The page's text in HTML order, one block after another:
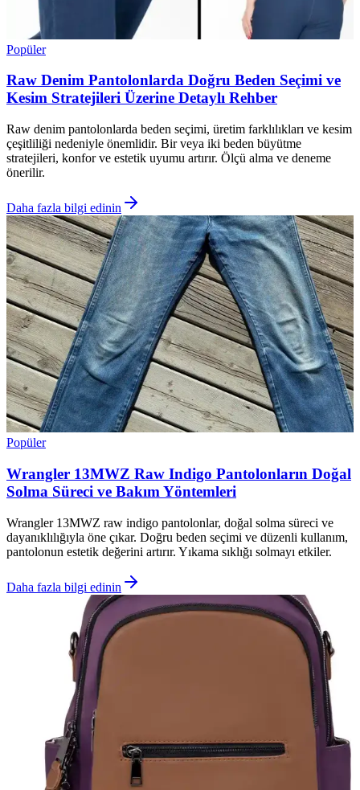
Popüler
Raw Denim Pantolonlarda Doğru Beden Seçimi ve
Kesim Stratejileri Üzerine Detaylı Rehber
Raw denim pantolonlarda beden seçimi, üretim farklılıkları ve kesim
çeşitliliği nedeniyle önemlidir. Bir veya iki beden büyütme
stratejileri, konfor ve estetik uyumu artırır. Ölçü alma ve deneme
önerilir.
Daha fazla bilgi edinin
Popüler
Wrangler 13MWZ Raw Indigo Pantolonların Doğal
Solma Süreci ve Bakım Yöntemleri
Wrangler 13MWZ raw indigo pantolonlar, doğal solma süreci ve
dayanıklılığıyla öne çıkar. Doğru beden seçimi ve düzenli kullanım,
pantolonun estetik değerini artırır. Yıkama sıklığı solmayı etkiler.
Daha fazla bilgi edinin